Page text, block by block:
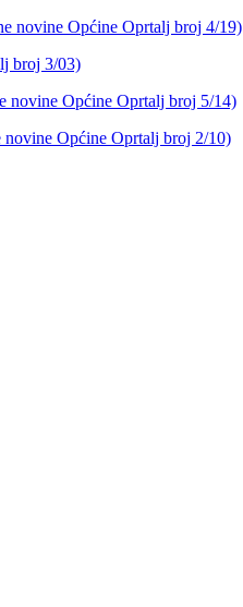
novine Općine Oprtalj broj 4/19)
broj 3/03)
novine Općine Oprtalj broj 5/14)
novine Općine Oprtalj broj 2/10)